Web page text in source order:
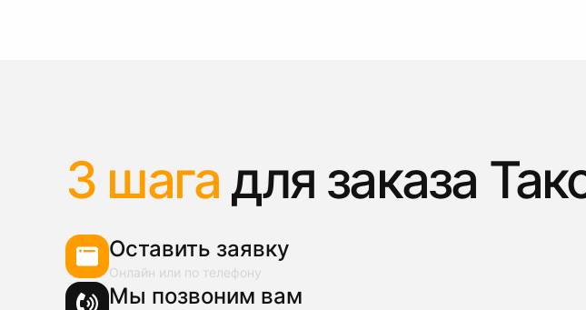
3 шага для заказа
Оставить заявку
Онлайн или по телефону
Мы позвоним вам